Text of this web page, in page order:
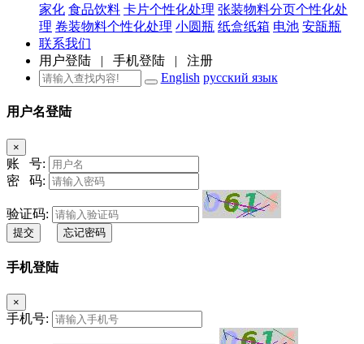
家化 食品饮料 卡片个性化处理 张装物料分页个性化处
理 卷装物料个性化处理 小圆瓶 纸盒纸箱 电池 安瓿瓶
联系我们
用户登陆 | 手机登陆 | 注册
English русский язык
用户名登陆
×
账 号:
密 码:
验证码:
提交 忘记密码
手机登陆
×
手机号: